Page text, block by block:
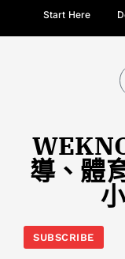
Start Here
導、體
SUBSCRIBE